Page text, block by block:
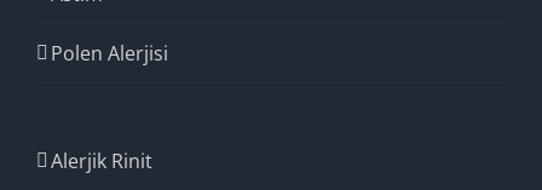
Polen Alerjisi
Alerjik Rinit